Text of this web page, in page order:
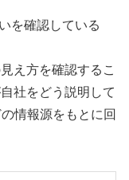
を確認している
え方を確認するこ
社をどう説明して
情報源をもとに回